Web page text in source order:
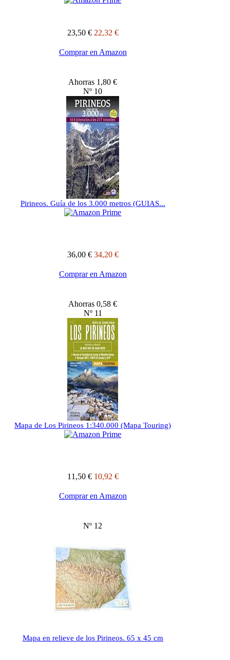
23,50 € 22,32 €
Comprar en Amazon
Ahorras 1,80 €
Nº 10
Pirineos. Guía de los 3.000 metros (GUIAS...
36,00 € 34,20 €
Comprar en Amazon
Ahorras 0,58 €
Nº 11
Mapa de Los Pirineos 1:340.000 (Mapa Touring)
11,50 € 10,92 €
Comprar en Amazon
Nº 12
Mapa en relieve de los Pirineos. 65 x 45 cm